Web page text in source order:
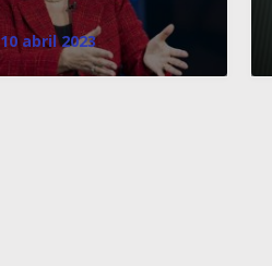
10 abril 2023